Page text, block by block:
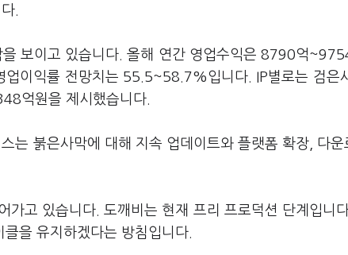
.
보이고 있습니다. 올해 연간 영업수익은 8790억
이익률 전망치는 55.5~58.7%입니다. IP별로는 검은
억원을 제시했습니다.
는 붉은사막에 대해 지속 업데이트와 플랫폼 확장, 다운
고 있습니다. 도깨비는 현재 프리 프로덕션 단계입니
을 유지하겠다는 방침입니다.